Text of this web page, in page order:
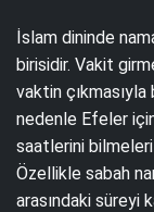
İslam dininde
birisidir. Vakit
vaktin
nedenle Efeler
saatlerini
Özellikle sabah
arasındaki süreyi